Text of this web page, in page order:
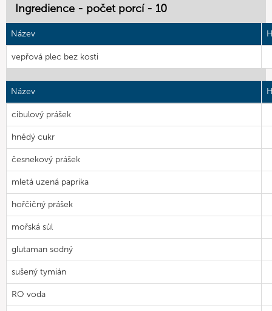
Ingredience - počet porcí - 10
Název
vepřová plec bez kosti
Název
cibulový prášek
hnědý cukr
česnekový prášek
mletá uzená paprika
hořčičný prášek
mořská sůl
glutaman sodný
sušený tymián
RO voda